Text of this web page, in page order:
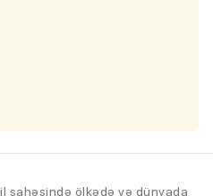
sahəsində ölkədə və dünyada